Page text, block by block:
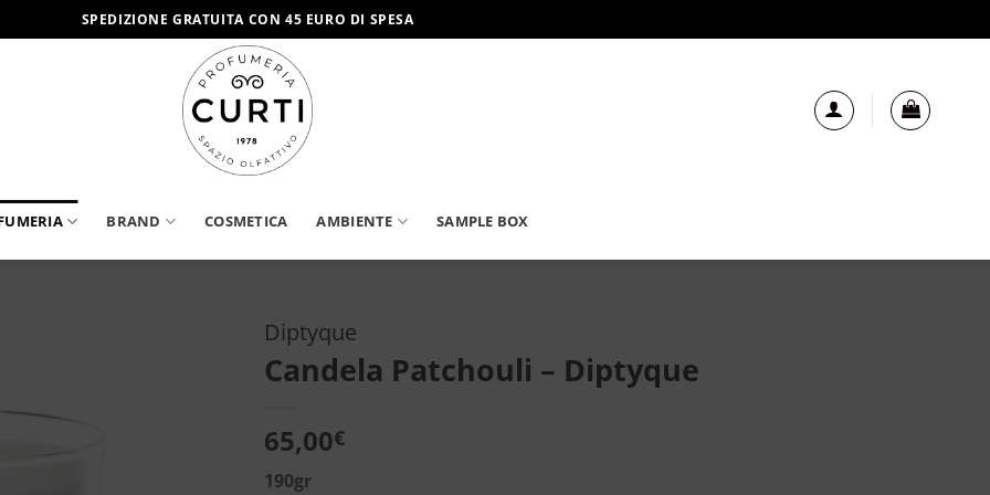
SPEDIZIONE GRATUITA CON 45 EURO DI SPESA
BRAND COSMETICA AMBIENTE SAMPLE BOX
Diptyque
Candela Patchouli – Diptyque
65,00€
190gr